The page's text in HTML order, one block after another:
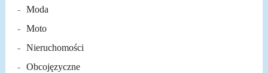
Moda
Moto
Nieruchomości
Obcojęzyczne